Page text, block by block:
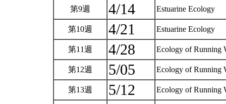
第9週 4/14 Estuarine Ecology
第10週 4/21 Estuarine Ecology
第11週 4/28 Ecology of Running
第12週 5/05 Ecology of Running
第13週 5/12 Ecology of Running